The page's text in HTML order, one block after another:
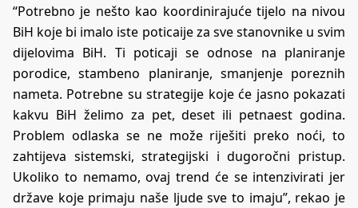
“Potrebno je nešto kao koordinirajuće tijelo na nivou
BiH koje bi imalo iste poticaije za sve stanovnike u svim
dijelovima BiH. Ti poticaji se odnose na planiranje
porodice, stambeno planiranje, smanjenje poreznih
nameta. Potrebne su strategije koje će jasno pokazati
kakvu BiH želimo za pet, deset ili petnaest godina.
Problem odlaska se ne može riješiti preko noći, to
zahtijeva sistemski, strategijski i dugoročni pristup.
Ukoliko to nemamo, ovaj trend će se intenzivirati jer
države koje primaju naše ljude sve to imaju”, rekao je